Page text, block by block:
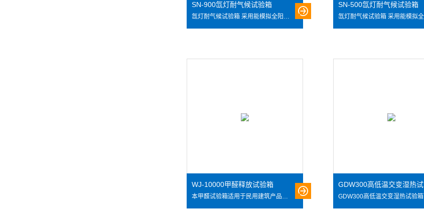
SN-900氙灯耐气候试验箱
氙灯耐气候试验箱 采用能模拟全阳光光谱的氙弧灯来再现不同环境下存在的破坏性光波。是航空、汽车、家电、科研等领域*的测试设备，本设备可以为科研、产品开发和质量控制提供相应的环境模拟和加速老化试验。用于学校，工厂，军工，研位，等单位。
SN-500氙灯耐气候试验箱
WJ-10000甲醛释放试验箱
本甲醛试验箱适用于民用建筑产品的性能可靠性实验用。 主要用来测定木板中甲醛的含量。